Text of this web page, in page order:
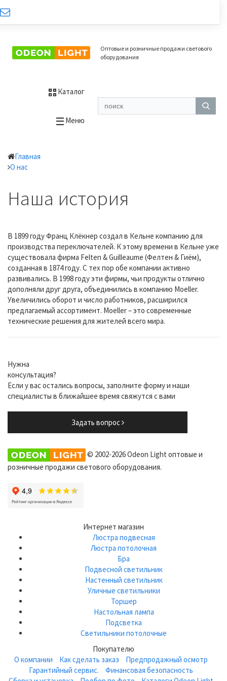
Оптовые и розничные продажи светового
оборудования
Каталог
Меню
Главная
О нас
Наша история
В 1899 году Франц Клёкнер создал в Кельне компанию для
производства переключателей. К этому времени в Кельне уже
существовала фирма Felten & Guilleaume (Фелтен & Гиём),
созданная в 1874 году. С тех пор обе компании активно
развивались. В 1998 году эти фирмы, чьи продукты отлично
дополняли друг друга, объединились в компанию Moeller.
Увеличились оборот и число работников, расширился
предлагаемый ассортимент. Moeller – это современные
технические решения для жителей всего мира.
Нужна
консультация?
Если у вас остались вопросы, заполните форму и наши
специалисты в ближайшее время свяжутся с вами
Задать вопрос
© 2002-2026 Odeon Light оптовые и
розничные продажи светового оборудования.
Интернет магазин
Люстра подвесная
Люстра потолочная
Бра
Подвесной светильник
Настенный светильник
Уличные светильники
Торшер
Настольная лампа
Подсветка
Светильники потолочные
Покупателю
О компании
Как сделать заказ
Предпродажный осмотр
Гарантийный сервис.
Финансовая безопасность